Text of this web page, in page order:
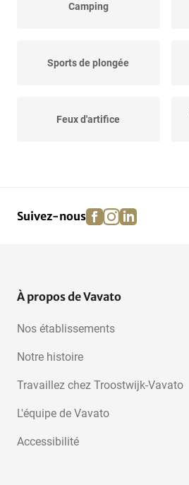
Camping
Sports de plongée
Feux d'artifice
Suivez-nous facebook
instagram
linkedin
À propos de Vavato
Nos établissements
Notre histoire
Travaillez chez Troostwijk-Vavato
L'équipe de Vavato
Accessibilité